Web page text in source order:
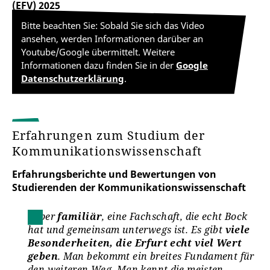
Während meines Studiums der
Kommunikationswissenschaft habe ich
gelernt,wie Medien unsere Wahrnehmung
prägenund welche Rolle strategische
Kommunikation in Alltag und Politik
medienpädagogischen Blick auf die Thematik zu
werfen und herauszufinden, welche
mediendidaktischen Konzepte sich am besten
eignen, um Jugendliche für Desinformationen,
insbesondere für Deepfakes, zu sensibilisieren, um
so einen kompetenten und angemessenen Umgang
Projektgruppe "LGBTV" (2022)
(EFV) 2025
Bitte beachten Sie: Sobald Sie sich das Video
ansehen, werden Informationen darüber an
Youtube/Google übermittelt. Weitere
Informationen dazu finden Sie in der Google
Datenschutzerklärung.
Erfahrungen zum Studium der
Kommunikationswissenschaft
Erfahrungsberichte und Bewertungen von
Studierenden der Kommunikationswissenschaft
Superfamiliär, eine Fachschaft, die echt Bock
hat und gemeinsam unterwegs ist. Es gibt viele
Besonderheiten, die Erfurt echt viel Wert
geben. Man bekommt ein breites Fundament für